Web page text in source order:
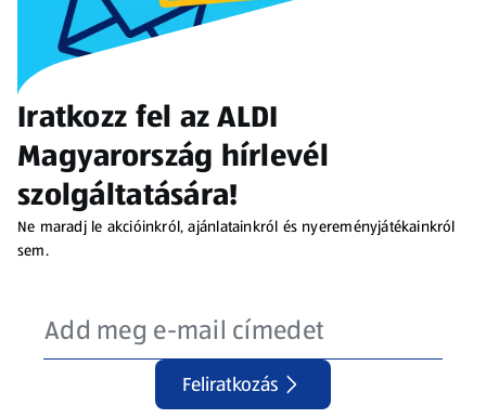
Iratkozz fel az ALDI
Magyarország hírlevél
szolgáltatására!
Ne maradj le akcióinkról, ajánlatainkról és nyereményjátékainkról
sem.
Feliratkozás